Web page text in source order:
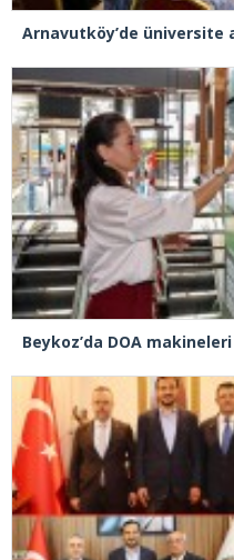
Arnavutköy’de üniversite
Beykoz’da DOA